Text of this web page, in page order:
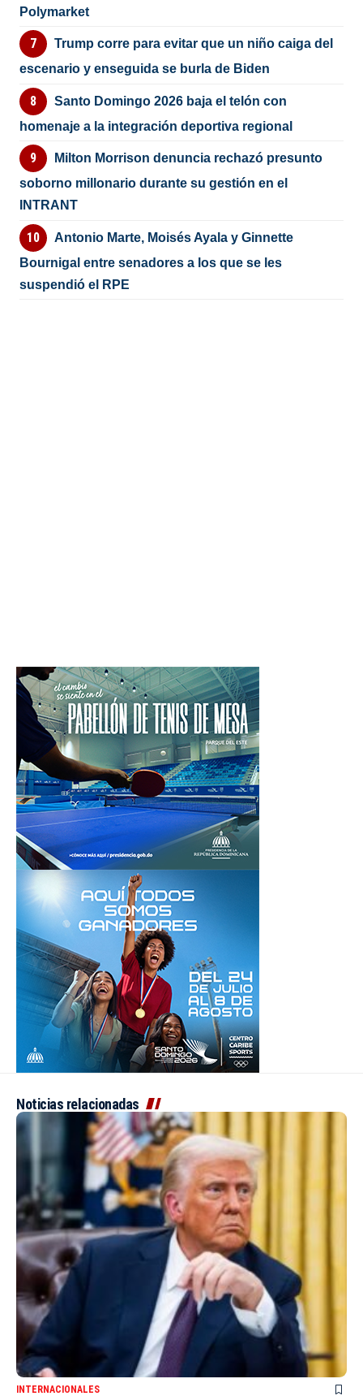
Polymarket
Trump corre para evitar que un niño caiga del
escenario y enseguida se burla de Biden
Santo Domingo 2026 baja el telón con
homenaje a la integración deportiva regional
Milton Morrison denuncia rechazó presunto
soborno millonario durante su gestión en el
INTRANT
Antonio Marte, Moisés Ayala y Ginnette
Bournigal entre senadores a los que se les
suspendió el RPE
Noticias relacionadas
INTERNACIONALES